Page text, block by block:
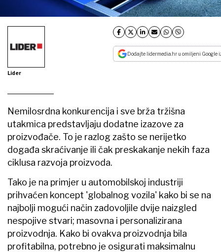
Lider
Dodajte lidermedia.hr u omiljeni Google
Nemilosrdna konkurencija i sve brža tržišna
utakmica predstavljaju dodatne izazove za
proizvođače. To je razlog zašto se nerijetko
događa skraćivanje ili čak preskakanje nekih faza
ciklusa razvoja proizvoda.
Tako je na primjer u automobilskoj industriji
prihvaćen koncept 'globalnog vozila' kako bi se na
najbolji mogući način zadovoljile dvije naizgled
nespojive stvari; masovna i personalizirana
proizvodnja. Kako bi ovakva proizvodnja bila
profitabilna, potrebno je osigurati maksimalnu